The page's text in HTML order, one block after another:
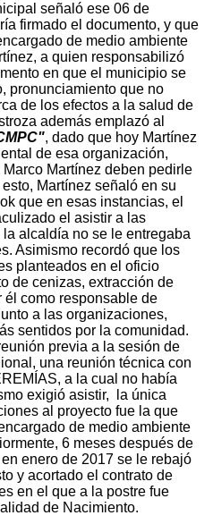
señaló ese 06 de
firmado el documento, y que
de medio ambiente
a quien responsabilizó
en que el municipio se
pronunciamiento que no
de los efectos a la salud de
además emplazó al
, dado que hoy Martínez
de esa organización,
Martínez deben pedirle
Martínez señaló en su
que en esas instancias, el
el asistir a las
alcaldía no se le entregaba
Asimismo recordó que los
planteados en el oficio
de cenizas, extracción de
él como responsable de
a las organizaciones,
sentidos por la comunidad.
previa a la sesión de
una reunión técnica con
a la cual no había
exigió asistir, la única
al proyecto fue la que
de medio ambiente
6 meses después de
enero de 2017 se le rebajó
y acortado el contrato de
en el que a la postre fue
de Nacimiento.